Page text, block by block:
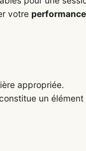
votre performance
appropriée.
un élément